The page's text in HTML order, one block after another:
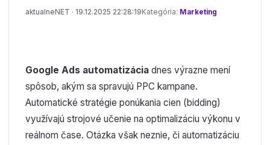
aktualneNET · 19.12.2025 22:28:19 Kategória: Marketing
Google Ads automatizáciadnes výrazne mení
spôsob, akým sa spravujú PPC kampane.
Automatické stratégie ponúkania cien (bidding)
využívajú strojové učenie na optimalizáciu výkonu v
reálnom čase. Otázka však neznie, či automatizáciu